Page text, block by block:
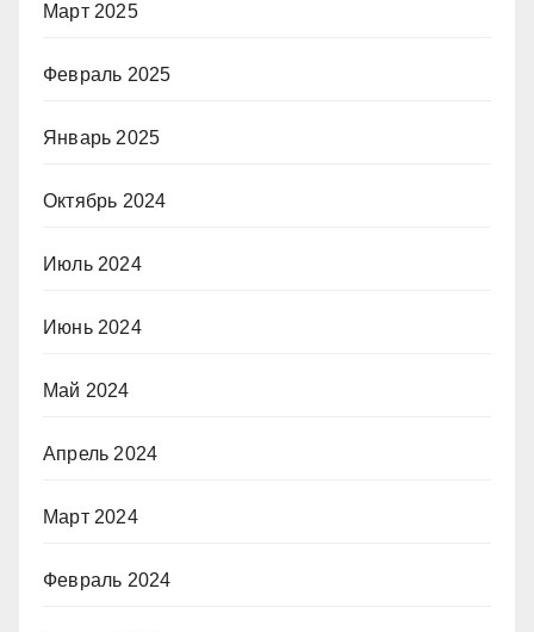
Март 2025
Февраль 2025
Январь 2025
Октябрь 2024
Июль 2024
Июнь 2024
Май 2024
Апрель 2024
Март 2024
Февраль 2024